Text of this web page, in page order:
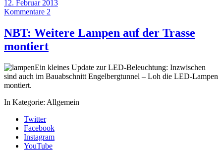
12. Februar 2013
Kommentare 2
NBT: Weitere Lampen auf der Trasse
montiert
Ein kleines Update zur LED-Beleuchtung: Inzwischen
sind auch im Bauabschnitt Engelbergtunnel – Loh die LED-Lampen
montiert.
In Kategorie: Allgemein
Twitter
Facebook
Instagram
YouTube